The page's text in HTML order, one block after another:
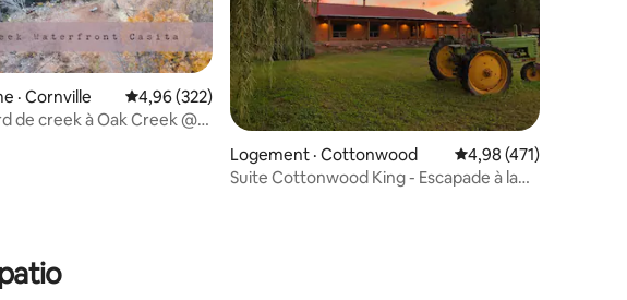
411 commentaires
· Cornville Note moyenne de 4,96 sur 5, 322 commentaires
4,96 (322)
de creek à Oak Creek @
Logement · Cottonwood Note moyenne de
4,98 (471)
Suite Cottonwood King - Escapade à la